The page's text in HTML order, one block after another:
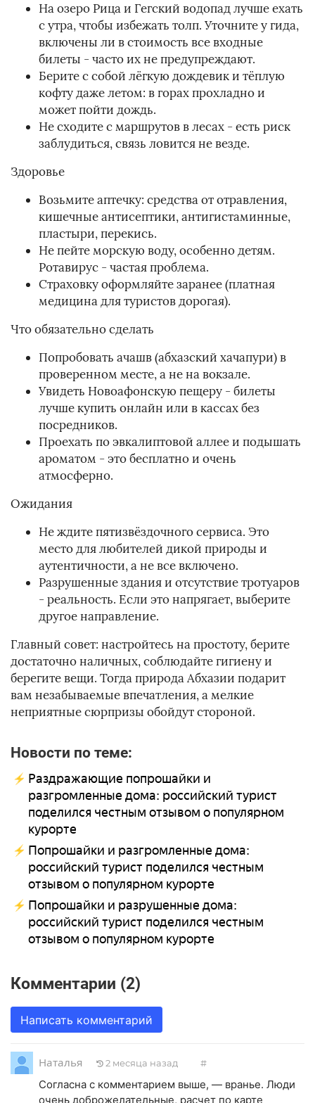
На озеро Рица и Гегский водопад лучше ехать
с утра, чтобы избежать толп. Уточните у гида,
включены ли в стоимость все входные
билеты - часто их не предупреждают.
Берите с собой лёгкую дождевик и тёплую
кофту даже летом: в горах прохладно и
может пойти дождь.
Не сходите с маршрутов в лесах - есть риск
заблудиться, связь ловится не везде.
Здоровье
Возьмите аптечку: средства от отравления,
кишечные антисептики, антигистаминные,
пластыри, перекись.
Не пейте морскую воду, особенно детям.
Ротавирус - частая проблема.
Страховку оформляйте заранее (платная
медицина для туристов дорогая).
Что обязательно сделать
Попробовать ачашв (абхазский хачапури) в
проверенном месте, а не на вокзале.
Увидеть Новоафонскую пещеру - билеты
лучше купить онлайн или в кассах без
посредников.
Проехать по эвкалиптовой аллее и подышать
ароматом - это бесплатно и очень
атмосферно.
Ожидания
Не ждите пятизвёздочного сервиса. Это
место для любителей дикой природы и
аутентичности, а не все включено.
Разрушенные здания и отсутствие тротуаров
- реальность. Если это напрягает, выберите
другое направление.
Главный совет: настройтесь на простоту, берите
достаточно наличных, соблюдайте гигиену и
берегите вещи. Тогда природа Абхазии подарит
вам незабываемые впечатления, а мелкие
неприятные сюрпризы обойдут стороной.
Новости по теме:
Раздражающие попрошайки и
разгромленные дома: российский турист
поделился честным отзывом о популярном
курорте
Попрошайки и разгромленные дома:
российский турист поделился честным
отзывом о популярном курорте
Попрошайки и разрушенные дома:
российский турист поделился честным
отзывом о популярном курорте
Комментарии (2)
Написать комментарий
Наталья 2 месяца назад #
Согласна с комментарием выше, — вранье. Люди
очень доброжелательные, расчет по карте